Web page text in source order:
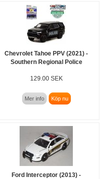
Chevrolet Tahoe PPV (2021) -
Southern Regional Police
129.00 SEK
Mer info Köp nu
Ford Interceptor (2013) -